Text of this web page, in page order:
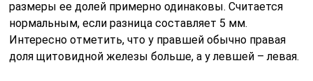
размеры ее долей примерно одинаковы. Считается
нормальным, если разница составляет 5 мм.
Интересно отметить, что у правшей обычно правая
доля щитовидной железы больше, а у левшей – левая.